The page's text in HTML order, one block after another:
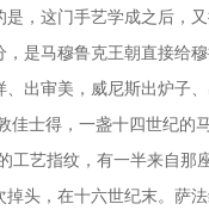
是，这门手艺学成之后，
，是马穆鲁克王朝直接给
、出审美，威尼斯出炉子
佳士得，一盏十四世纪的
工艺指纹，有一半来自那
掉头，在十六世纪末。萨